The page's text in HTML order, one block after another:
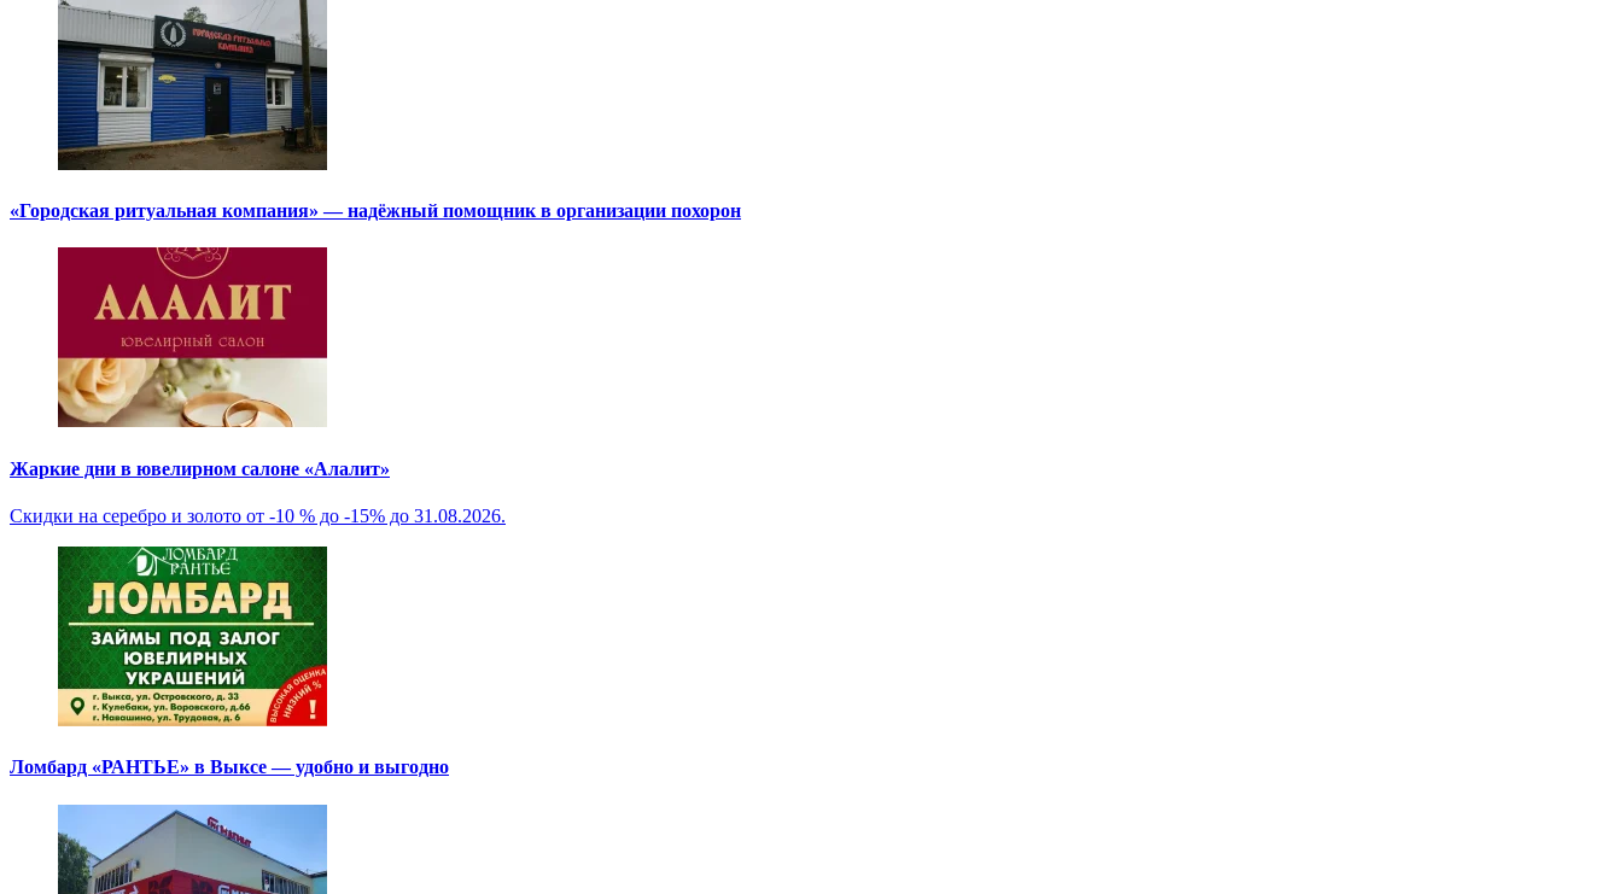
«Городская ритуальная компания» — надёжный помощник в организации похорон
Жаркие дни в ювелирном салоне «Алалит»
Скидки на серебро и золото от -10 % до -15% до 31.08.2026.
Ломбард «РАНТЬЕ» в Выксе — удобно и выгодно